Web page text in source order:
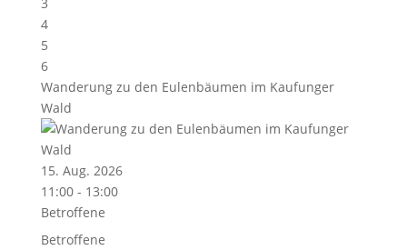
4
5
6
Wanderung zu den Eulenbäumen im Kaufunger
Wald
15. Aug. 2026
11:00 - 13:00
Betroffene
Betroffene